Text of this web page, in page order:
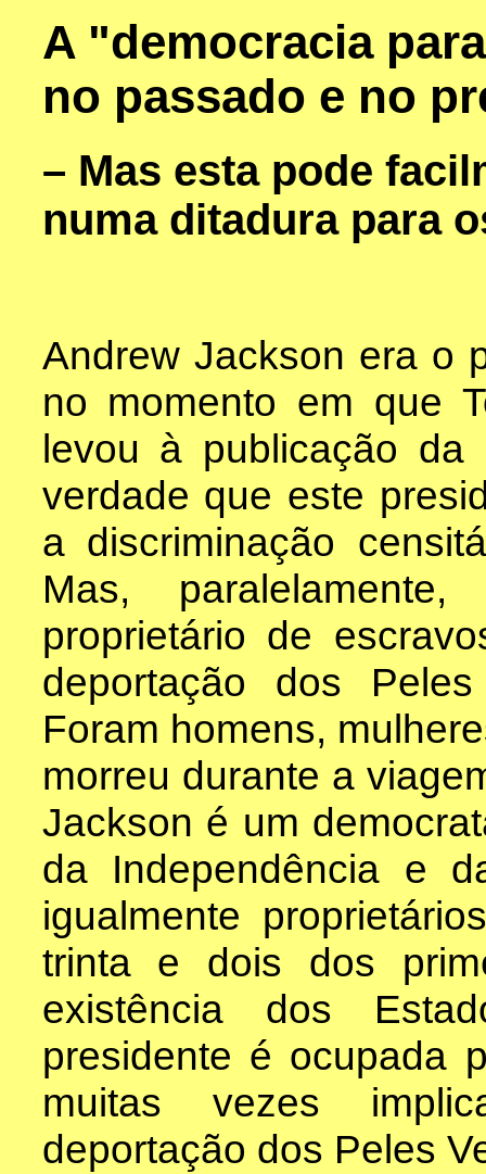
A "democracia
no passado e no
– Mas esta pode
numa ditadura para
Andrew Jackson era o
no momento em que
levou à publicação da
verdade que este
a discriminação
Mas,
proprietário de
deportação dos
Foram homens,
morreu durante a
Jackson é um
da Independência e
igualmente
trinta e dois dos
existência dos
presidente é ocupada
muitas vezes
deportação dos Peles